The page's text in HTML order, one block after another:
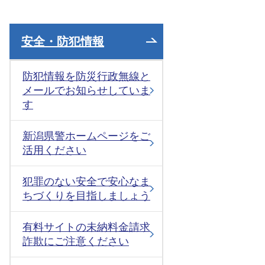
安全・防犯情報
防犯情報を防災行政無線と
メールでお知らせしていま
す
新潟県警ホームページをご
活用ください
犯罪のない安全で安心なま
ちづくりを目指しましょう
有料サイトの未納料金請求
詐欺にご注意ください